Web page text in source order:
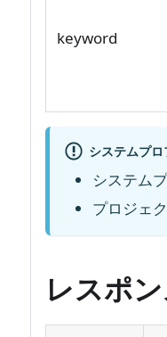
keyword
システムプ
システム
プロジェ
レスポ